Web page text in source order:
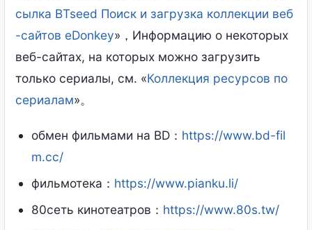
сылка BTseed Поиск и загрузка коллекции веб
-сайтов eDonkey»，Информацию о некоторых
веб-сайтах, на которых можно загрузить
только сериалы, см. «Коллекция ресурсов по
сериалам»。
обмен фильмами на BD： https://www.bd-fil
m.cc/
фильмотека： https://www.pianku.li/
80сеть кинотеатров： https://www.80s.tw/